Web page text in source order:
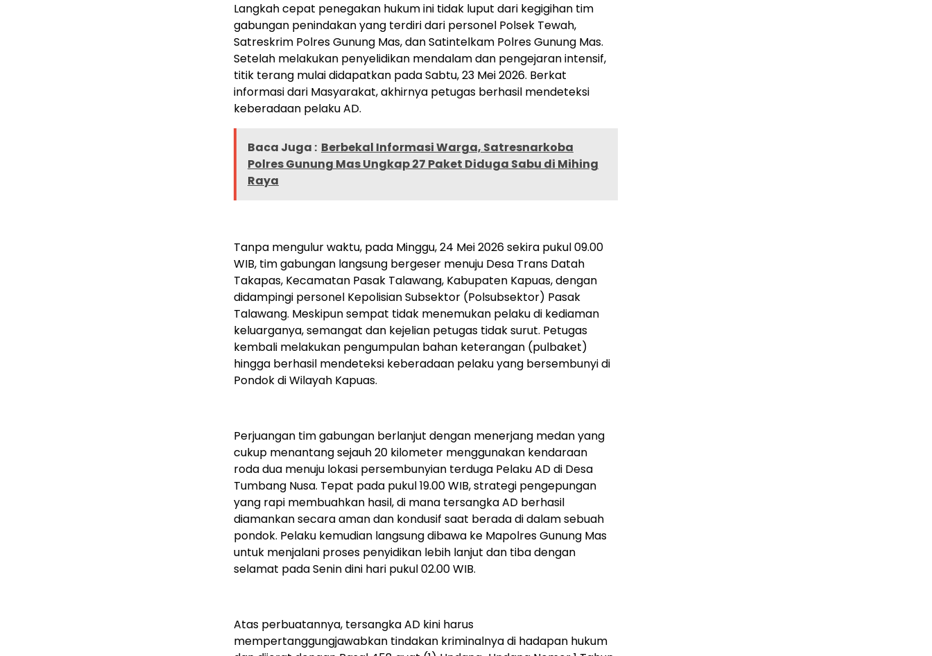
Langkah cepat penegakan hukum ini tidak luput dari kegigihan tim
gabungan penindakan yang terdiri dari personel Polsek Tewah,
Satreskrim Polres Gunung Mas, dan Satintelkam Polres Gunung Mas.
Setelah melakukan penyelidikan mendalam dan pengejaran intensif,
titik terang mulai didapatkan pada Sabtu, 23 Mei 2026. Berkat
informasi dari Masyarakat, akhirnya petugas berhasil mendeteksi
keberadaan pelaku AD.
Baca Juga : Berbekal Informasi Warga, Satresnarkoba
Polres Gunung Mas Ungkap 27 Paket Diduga Sabu di Mihing
Raya
Tanpa mengulur waktu, pada Minggu, 24 Mei 2026 sekira pukul 09.00
WIB, tim gabungan langsung bergeser menuju Desa Trans Datah
Takapas, Kecamatan Pasak Talawang, Kabupaten Kapuas, dengan
didampingi personel Kepolisian Subsektor (Polsubsektor) Pasak
Talawang. Meskipun sempat tidak menemukan pelaku di kediaman
keluarganya, semangat dan kejelian petugas tidak surut. Petugas
kembali melakukan pengumpulan bahan keterangan (pulbaket)
hingga berhasil mendeteksi keberadaan pelaku yang bersembunyi di
Pondok di Wilayah Kapuas.
Perjuangan tim gabungan berlanjut dengan menerjang medan yang
cukup menantang sejauh 20 kilometer menggunakan kendaraan
roda dua menuju lokasi persembunyian terduga Pelaku AD di Desa
Tumbang Nusa. Tepat pada pukul 19.00 WIB, strategi pengepungan
yang rapi membuahkan hasil, di mana tersangka AD berhasil
diamankan secara aman dan kondusif saat berada di dalam sebuah
pondok. Pelaku kemudian langsung dibawa ke Mapolres Gunung Mas
untuk menjalani proses penyidikan lebih lanjut dan tiba dengan
selamat pada Senin dini hari pukul 02.00 WIB.
Atas perbuatannya, tersangka AD kini harus
mempertanggungjawabkan tindakan kriminalnya di hadapan hukum